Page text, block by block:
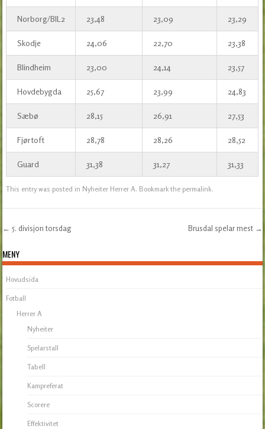
Norborg/BIL2 23,48 23,09 23,29
Skodje 24,06 22,70 23,38
Blindheim 23,00 24,14 23,57
Hovdebygda 25,67 23,99 24,83
Sæbø 28,15 26,91 27,53
Fjørtoft 28,78 28,26 28,52
Guard 31,38 31,27 31,33
This entry was posted in Nyheiter Herrer A. Bookmark thepermalink.
Post navigation
← 5. divisjon torsdag Brusdal spelar mest →
MENY
Hovudsida
Fotball
Herrer A
Nyheiter
Spelarstall
Tabell
Kampreferat
Scorere
Effektivitet